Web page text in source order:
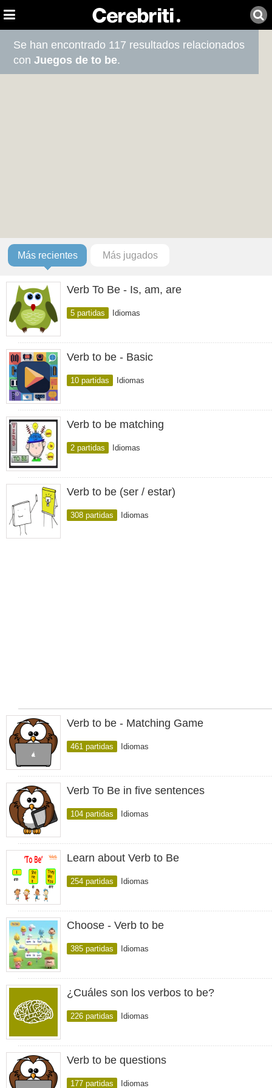
Se han encontrado 117 resultados relacionados
conJuegos de to be.
Más recientes Más jugados
Verb To Be - Is, am, are
5 partidas Idiomas
Verb to be - Basic
10 partidas Idiomas
Verb to be matching
2 partidas Idiomas
Verb to be (ser / estar)
308 partidas Idiomas
Verb to be - Matching Game
461 partidas Idiomas
Verb To Be in five sentences
104 partidas Idiomas
Learn about Verb to Be
254 partidas Idiomas
Choose - Verb to be
385 partidas Idiomas
¿Cuáles son los verbos to be?
226 partidas Idiomas
Verb to be questions
177 partidas Idiomas